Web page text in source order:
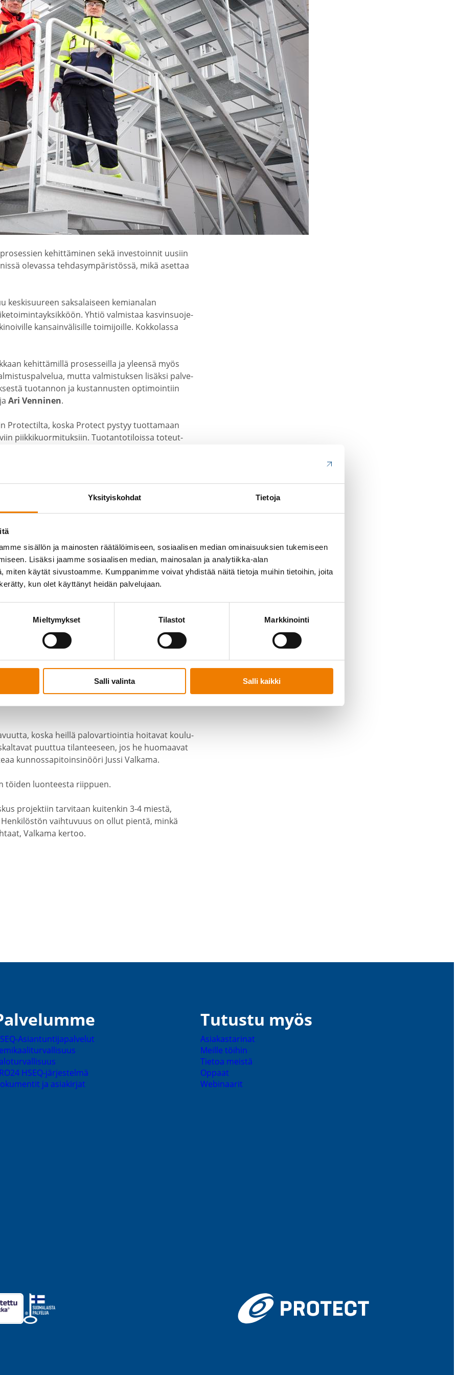
Yksityiskohdat Tietoja
sisällön ja mainosten räätälöimiseen, sosiaalisen median ominaisuuksien tukemiseen
Lisäksi jaamme sosiaalisen median, mainosalan ja analytiikka-alan
miten käytät sivustoamme. Kumppanimme voivat yhdistää näitä tietoja muihin tietoihin, joita
kun olet käyttänyt heidän palvelujaan.
Mieltymykset Tilastot Markkinointi
Salli valinta Salli kaikki
kehit­tä­minen sekä inves­toinnit uusiin
olevassa tehda­sym­pä­ris­tössä, mikä asettaa
keski­suureen saksa­laiseen kemia­nalan
Yhtiö valmistaa kasvin­suo­je­
kansain­vä­li­sille toimi­joille. Kokko­lassa
kehit­tä­millä proses­seilla ja yleensä myös
mutta valmis­tuksen lisäksi palve­
tuotannon ja kustan­nusten optimointiin
Ari Venninen.
Protec­tilta, koska Protect pystyy tuottamaan
piikki­kuor­mi­tuksiin. Tuotan­to­ti­loissa toteut­
vaativia katto­tu­li­töitä.
lisäksi teemme muutoksia käynnissä
sen täytyy omalta osaltaan
osa
kuten riskie­nar­viointi.
Sillä varmis­tetaan, ettei kohteessa
käyttämään meidän mitta­reita, ja
muun muassa palokuorman poista­minen
paikalle. Tulitöiden aikana tiloja
Töiden valmis­tuttua Protect huolehtii jälki­var­
koska heillä palovar­tiointia hoitavat koulu­
puuttua tilan­teeseen, jos he huomaavat
kunnos­sa­pi­toin­si­nööri Jussi Valkama.
töiden luonteesta riippuen.
projektiin tarvitaan kuitenkin 3-4 miestä,
vaihtuvuus on ollut pientä, minkä
Valkama kertoo.
​Asiantuntijapalvelut
HSEQ-​järjestelmä
ja asiakirjat
Tutustu myös
Asiakas­ta­rinat
Meille töihin
Tietoa meistä
Oppaat
Webinaarit